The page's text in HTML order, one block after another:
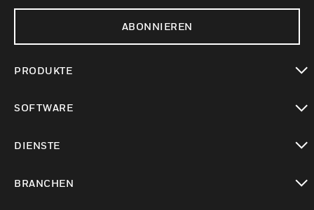
ABONNIEREN
PRODUKTE
SOFTWARE
DIENSTE
BRANCHEN